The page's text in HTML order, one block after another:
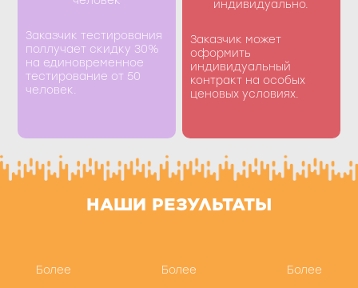
Заказчик тестирования
поллучает скидку 30%
на единовременное
тестирование от 50
человек.
Получить
индивидуально.
Заказчик может
оформить
индивидуальный
контракт на особых
ценовых условиях.
контракт
НАШИ РЕЗУЛЬТАТЫ
Более Более Более